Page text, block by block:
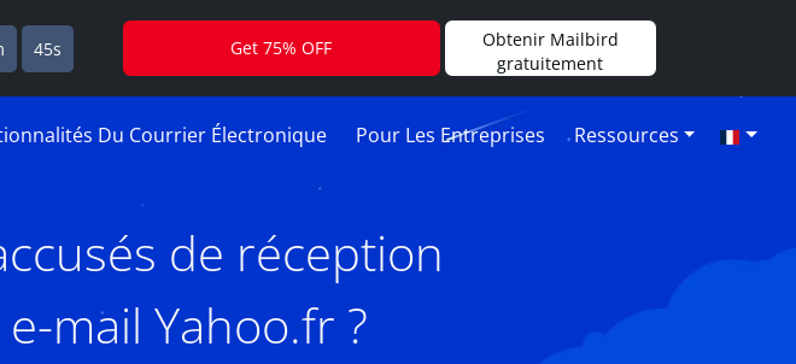
Du Courrier Électronique Pour Les Entreprises Ressources
de réception
mail Yahoo.fr ?
45s Get 75% OFF
Obtenir Mailbird
gratuitement